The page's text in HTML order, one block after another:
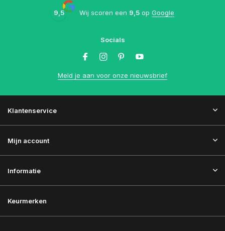
9,5 Wij scoren een 9,5 op Google
Socials
Meld je aan voor onze nieuwsbrief
Klantenservice
Mijn account
Informatie
Keurmerken